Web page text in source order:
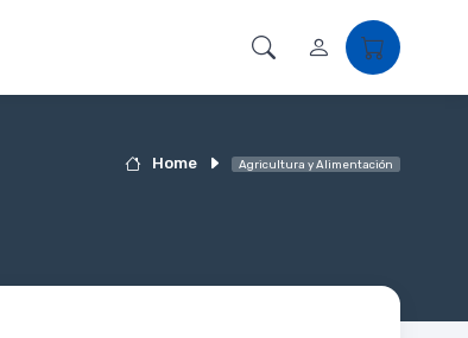
Home Agricultura y Alimentación